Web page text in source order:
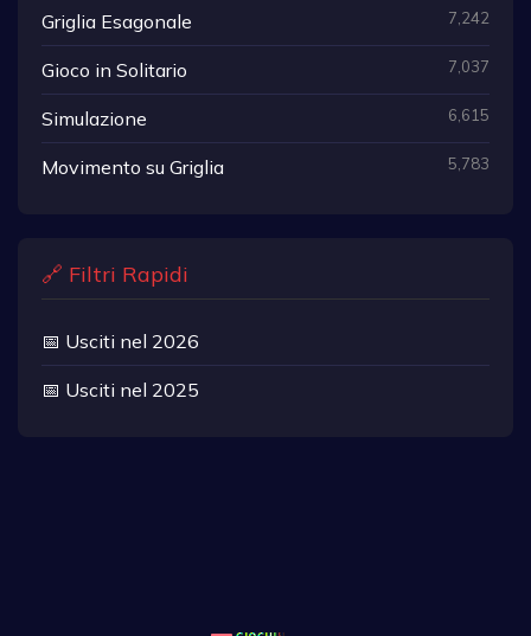
Griglia Esagonale 7,242
Gioco in Solitario 7,037
Simulazione 6,615
Movimento su Griglia 5,783
🔗 Filtri Rapidi
📅 Usciti nel 2026
📅 Usciti nel 2025